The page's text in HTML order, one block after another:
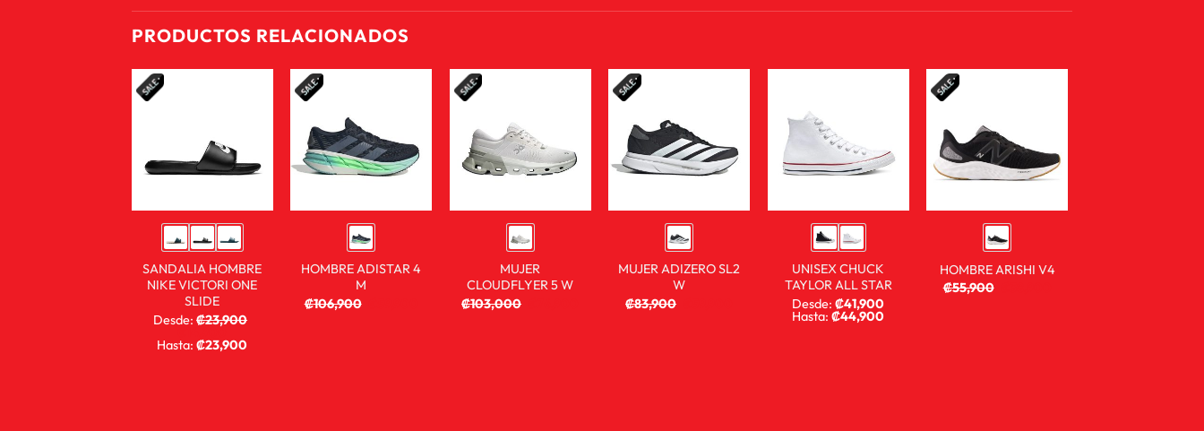
PRODUCTOS RELACIONADOS
SANDALIA HOMBRE
NIKE VICTORI ONE
SLIDE
Desde:₡23,900
14,900
Hasta:₡23,900
HOMBRE ADISTAR 4
M
₡106,900
MUJER
CLOUDFLYER 5 W
₡103,000
MUJER ADIZERO SL2
W
₡83,900
UNISEX CHUCK
TAYLOR ALL STAR
Desde:₡41,900
Hasta:₡44,900
HOMBRE ARISHI V4
₡55,900